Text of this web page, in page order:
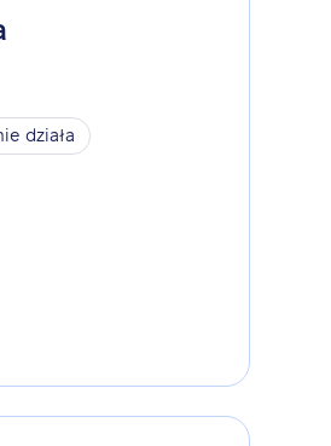
działa